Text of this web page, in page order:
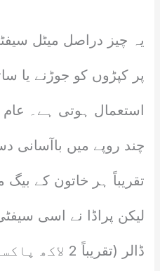
یہ چیز دراصل میٹل
پر کپڑوں کو جوڑنے یا
استعمال ہوتی ہے۔ عام
چند روپے میں باآسانی
تقریباً ہر خاتون کے
ڈالر (تقریباً